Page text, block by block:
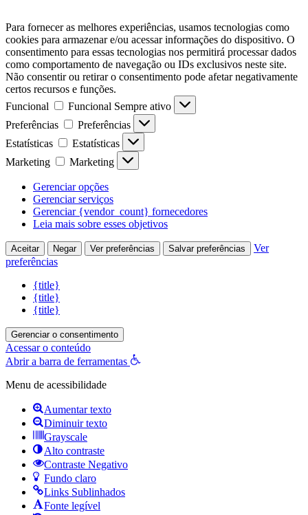
Para fornecer as melhores experiências, usamos tecnologias como
cookies para armazenar e/ou acessar informações do dispositivo. O
consentimento para essas tecnologias nos permitirá processar dados
como comportamento de navegação ou IDs exclusivos neste site.
Não consentir ou retirar o consentimento pode afetar negativamente
certos recursos e funções.
Funcional
Funcional Sempre ativo
Preferências
Preferências
Estatísticas
Estatísticas
Marketing
Marketing
Gerenciar opções
Gerenciar serviços
Gerenciar {vendor_count} fornecedores
Leia mais sobre esses objetivos
Aceitar Negar Ver preferências Salvar preferências
Ver
preferências
{title}
{title}
{title}
Gerenciar o consentimento
Acessar o conteúdo
Abrir a barra de ferramentas
Menu de acessibilidade
Aumentar texto
Diminuir texto
Grayscale
Alto contraste
Contraste Negativo
Fundo claro
Links Sublinhados
Fonte legível